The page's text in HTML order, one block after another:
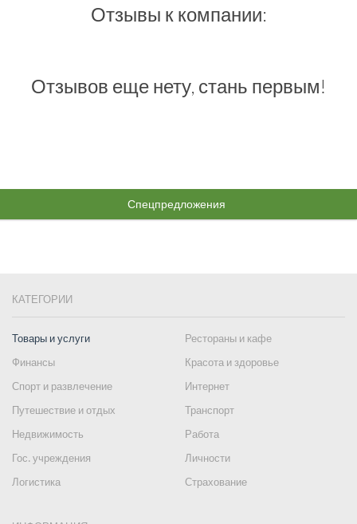
Отзывы к компании:
Отзывов еще нету, стань первым!
Спецпредложения
КАТЕГОРИИ
Товары и услуги
Рестораны и кафе
Финансы
Красота и здоровье
Спорт и развлечение
Интернет
Путешествие и отдых
Транспорт
Недвижимость
Работа
Гос. учреждения
Личности
Логистика
Страхование